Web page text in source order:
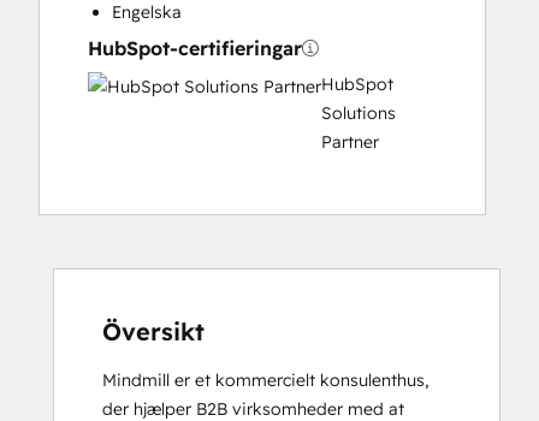
Engelska
HubSpot-certifieringar
HubSpot
Solutions
Partner
Översikt
Mindmill er et kommercielt konsulenthus,
der hjælper B2B virksomheder med at